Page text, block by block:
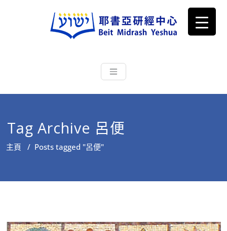
耶書亞研經中心
根源明白聖經，成為更好的門徒
Tag Archive 呂便
主頁 / Posts tagged "呂便"